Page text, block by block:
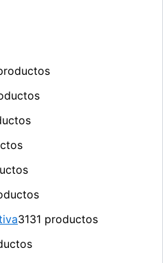
3131 productos